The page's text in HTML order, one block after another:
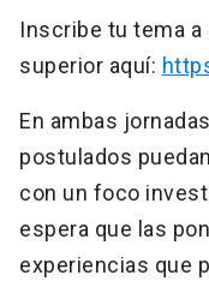
Inscribe tu tema a
superior aquí:
En ambas
postulados
con un foco
espera que las
experiencias que